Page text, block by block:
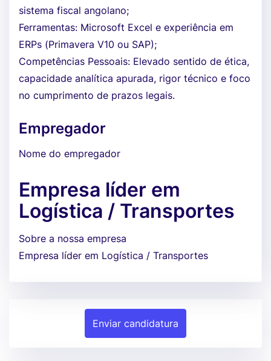
sistema fiscal angolano;
Ferramentas: Microsoft Excel e experiência em
ERPs (Primavera V10 ou SAP);
Competências Pessoais: Elevado sentido de ética,
capacidade analítica apurada, rigor técnico e foco
no cumprimento de prazos legais.
Empregador
Nome do empregador
Empresa líder em
Logística / Transportes
Sobre a nossa empresa
Empresa líder em Logística / Transportes
Enviar candidatura